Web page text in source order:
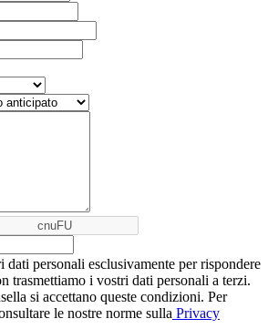
dati personali esclusivamente per rispondere
trasmettiamo i vostri dati personali a terzi.
si accettano queste condizioni. Per
le nostre norme sulla Privacy